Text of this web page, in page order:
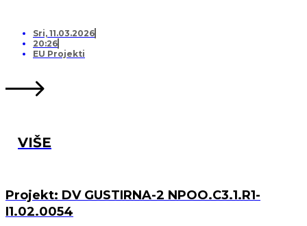
Sri, 11.03.2026
20:26
EU Projekti
VIŠE
Projekt: DV GUSTIRNA-2 NPOO.C3.1.R1-
I1.02.0054